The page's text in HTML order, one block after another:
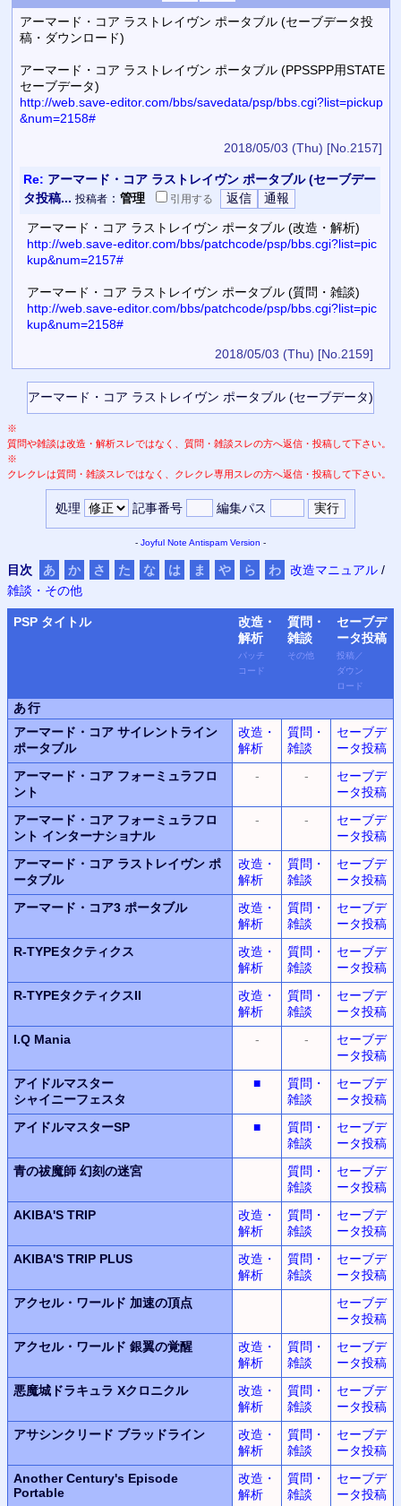
アーマード・コア ラストレイヴン ポータブル (セーブデータ投
稿・ダウンロード)
アーマード・コア ラストレイヴン ポータブル (PPSSPP用STATE
セーブデータ)
http://web.save-editor.com/bbs/savedata/psp/bbs.cgi?list=pickup
&num=2158#
2018/05/03 (Thu) [No.2157]
Re: アーマード・コア ラストレイヴン ポータブル (セーブデー
タ投稿... 投稿者： 管理 引用する
アーマード・コア ラストレイヴン ポータブル (改造・解析)
http://web.save-editor.com/bbs/patchcode/psp/bbs.cgi?list=pic
kup&num=2157#
アーマード・コア ラストレイヴン ポータブル (質問・雑談)
http://web.save-editor.com/bbs/patchcode/psp/bbs.cgi?list=pic
kup&num=2158#
2018/05/03 (Thu) [No.2159]
※
質問や雑談は改造・解析スレではなく、質問・雑談スレの方へ返信・投稿して下さい。
※
クレクレは質問・雑談スレではなく、クレクレ専用スレの方へ返信・投稿して下さい。
処理 記事番号 編集パス
- Joyful Note Antispam Version -
目次 あ か さ た な は ま や ら わ 改造マニュアル /
雑談・その他
PSP タイトル
改造・
解析
パッチ
コード
質問・
雑談
その他
セーブデ
ータ投稿
投稿 ／
ダウン
ロード
あ行
アーマード・コア サイレントライン
ポータブル
改造・
解析
質問・
雑談
セーブデ
ータ投稿
アーマード・コア フォーミュラフロ
ント
- -
セーブデ
ータ投稿
アーマード・コア フォーミュラフロ
ント インターナショナル
- -
セーブデ
ータ投稿
アーマード・コア ラストレイヴン ポ
ータブル
改造・
解析
質問・
雑談
セーブデ
ータ投稿
アーマード・コア3 ポータブル
改造・
解析
質問・
雑談
セーブデ
ータ投稿
R-TYPEタクティクス
改造・
解析
質問・
雑談
セーブデ
ータ投稿
R-TYPEタクティクスII
改造・
解析
質問・
雑談
セーブデ
ータ投稿
I.Q Mania
- -
セーブデ
ータ投稿
アイドルマスター
シャイニーフェスタ
■
質問・
雑談
セーブデ
ータ投稿
アイドルマスターSP
■
質問・
雑談
セーブデ
ータ投稿
青の祓魔師 幻刻の迷宮
質問・
雑談
セーブデ
ータ投稿
AKIBA'S TRIP
改造・
解析
質問・
雑談
セーブデ
ータ投稿
AKIBA'S TRIP PLUS
改造・
解析
質問・
雑談
セーブデ
ータ投稿
アクセル・ワールド 加速の頂点
セーブデ
ータ投稿
アクセル・ワールド 銀翼の覚醒
改造・
解析
質問・
雑談
セーブデ
ータ投稿
悪魔城ドラキュラ Xクロニクル
改造・
解析
質問・
雑談
セーブデ
ータ投稿
アサシンクリード ブラッドライン
改造・
解析
質問・
雑談
セーブデ
ータ投稿
Another Century's Episode
Portable
改造・
解析
質問・
雑談
セーブデ
ータ投稿